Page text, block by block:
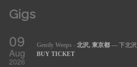
Gigs
09
Aug
2026
Gently Weeps - 北沢, 東京都— 下北沢
BUY TICKET